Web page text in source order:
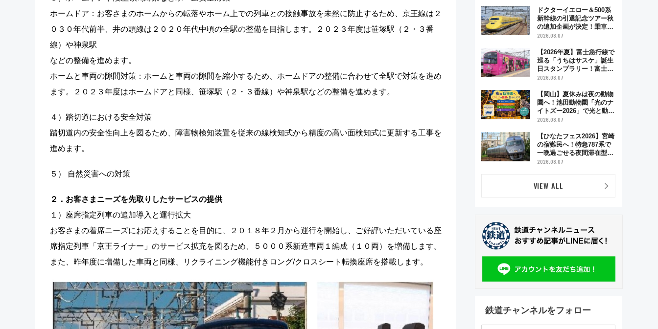
ホームドア：お客さまのホームからの転落やホーム上での列車との接触事故を未然に防止するため、京王線は２
０３０年代前半、井の頭線は２０２０年代中頃の全駅の整備を目指します。２０２３年度は笹塚駅（２・３番
線）や神泉駅
などの整備を進めます。
ホームと車両の隙間対策：ホームと車両の隙間を縮小するため、ホームドアの整備に合わせて全駅で対策を進め
ます。２０２３年度はホームドアと同様、笹塚駅（２・３番線）や神泉駅などの整備を進めます。
４）踏切道における安全対策
踏切道内の安全性向上を図るため、障害物検知装置を従来の線検知式から精度の高い面検知式に更新する工事を
進めます。
５） 自然災害への対策
２．お客さまニーズを先取りしたサービスの提供
１）座席指定列車の追加導入と運行拡大
お客さまの着席ニーズにお応えすることを目的に、２０１８年２月から運行を開始し、ご好評いただいている座
席指定列車「京王ライナー」のサービス拡充を図るため、５０００系新造車両１編成（１０両）を増備します。
また、昨年度に増備した車両と同様、リクライニング機能付きロング/クロスシート転換座席を搭載します。
「島原鉄道」
ドクターイエロー＆500系
新幹線の引退記念ツアー秋
の追加企画が決定！乗車体
験やグッズ・ホテル情報ま
2026.08.07
【2026年夏】富士急行線で
巡る「うちはサスケ」誕生
日スタンプラリー！富士急
ハイランド限定グルメ＆グ
2026.08.07
【岡山】夏休みは夜の動物
園へ！池田動物園「光のナ
イトズー2026」で光と動物
が彩る特別な夜
2026.08.07
【ひなたフェス2026】宮崎
の宿難民へ！特急787系で
一晩過ごせる夜間滞在型イ
ベント「スワローおひさ
2026.08.07
VIEW ALL
鉄道チャンネルをフォロー